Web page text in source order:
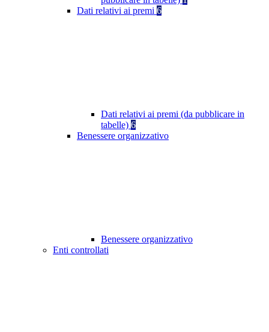
Dati relativi ai premi 6
Dati relativi ai premi (da pubblicare in
tabelle) 6
Benessere organizzativo
Benessere organizzativo
Enti controllati